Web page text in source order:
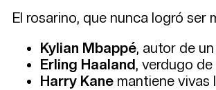
El rosarino, que nunca logró
Kylian Mbappé, autor de
Erling Haaland, verdugo
Harry Kane mantiene vivas